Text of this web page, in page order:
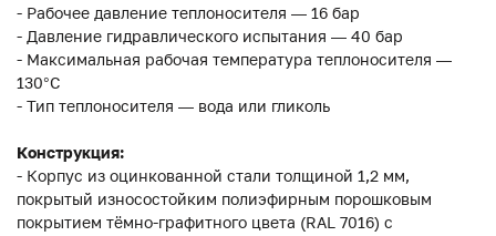
- Рабочее давление теплоносителя — 16 бар
- Давление гидравлического испытания — 40 бар
- Максимальная рабочая температура теплоносителя —
130°С
- Тип теплоносителя — вода или гликоль
Конструкция:
- Корпус из оцинкованной стали толщиной 1,2 мм,
покрытый износостойким полиэфирным порошковым
покрытием тёмно-графитного цвета (RAL 7016) с